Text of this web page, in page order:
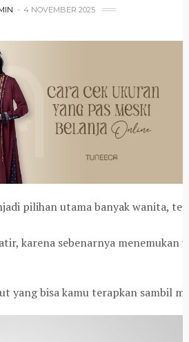
4 NOVEMBER 2025
pilihan utama banyak wanita,
karena sebenarnya
yang bisa kamu terapkan sambil